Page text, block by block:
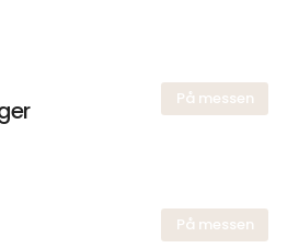
På messen
På messen